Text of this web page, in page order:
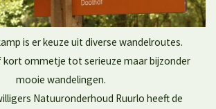
is er keuze uit diverse wandelroutes.
kort ommetje tot serieuze maar bijzonder
mooie wandelingen.
Natuuronderhoud Ruurlo heeft de